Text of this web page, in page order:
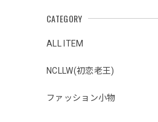
CATEGORY
ALL ITEM
NCLLW(初恋老王)
ファッション小物